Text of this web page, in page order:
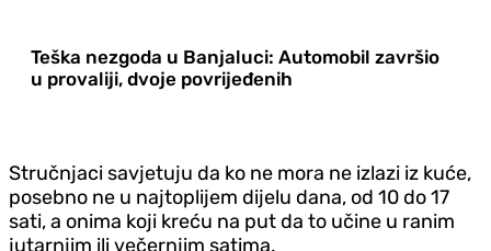
Teška nezgoda u Banjaluci: Automobil završio
u provaliji, dvoje povrijeđenih
Stručnjaci savjetuju da ko ne mora ne izlazi iz kuće,
posebno ne u najtoplijem dijelu dana, od 10 do 17
sati, a onima koji kreću na put da to učine u ranim
jutarnjim ili večernjim satima.